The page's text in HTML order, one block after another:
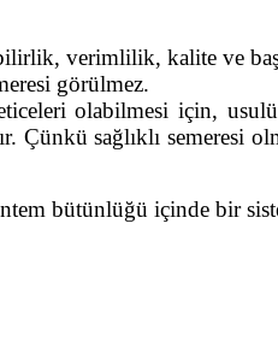
verimlilik, kalite ve
görülmez.
olabilmesi için,
Çünkü sağlıklı
bütünlüğü içinde bir